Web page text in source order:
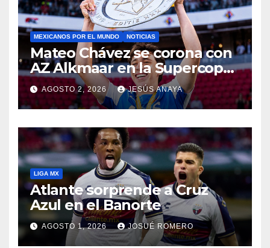
MEXICANOS POR EL MUNDO NOTICIAS
Mateo Chávez se corona con
AZ Alkmaar en la Supercopa
de Países Bajos
AGOSTO 2, 2026 JESÚS ANAYA
LIGA MX
Atlante sorprende a Cruz
Azul en el Banorte
AGOSTO 1, 2026 JOSUÉ ROMERO